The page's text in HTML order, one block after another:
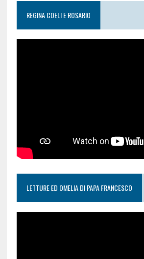
REGINA COELI E ROSARIO
LETTURE ED OMELIA DI PAPA FRANCESCO